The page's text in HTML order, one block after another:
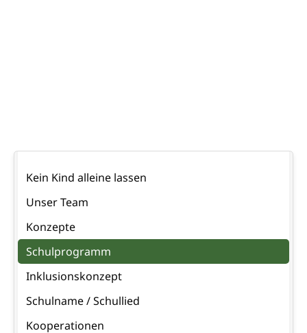
überspringen
Kein Kind alleine lassen
Unser Team
Konzepte
Schulprogramm
Inklusionskonzept
Schulname / Schullied
Kooperationen